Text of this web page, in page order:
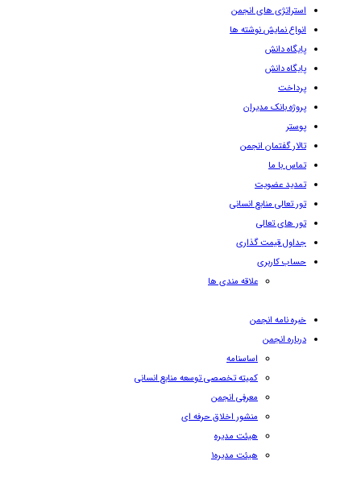
استراتژی های انجمن
انواع نمایش نوشته ها
پایگاه دانش
پایگاه دانش
پرداخت
پروژه بانک مدیران
پوستر
تالار گفتمان انجمن
تماس با ما
تمدید عضویت
تور تعالی منابع انسانی
تور های تعالی
جداول قیمت گذاری
حساب کاربری
علاقه مندی ها
خبره نامه انجمن
درباره انجمن
اساسنامه
کمیته تخصصی توسعه منابع انسانی
معرفی انجمن
منشور اخلاق حرفه ای
هیئت مدیره
هیئت مدیره۱